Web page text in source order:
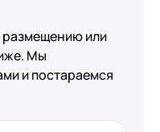
размещению или
Мы
и постараемся